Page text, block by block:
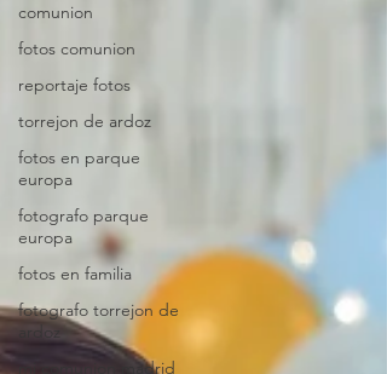
comunion
fotos comunion
reportaje fotos
torrejon de ardoz
fotos en parque
europa
fotografo parque
europa
fotos en familia
fotografo torrejon de
ardoz
mi comunion madrid